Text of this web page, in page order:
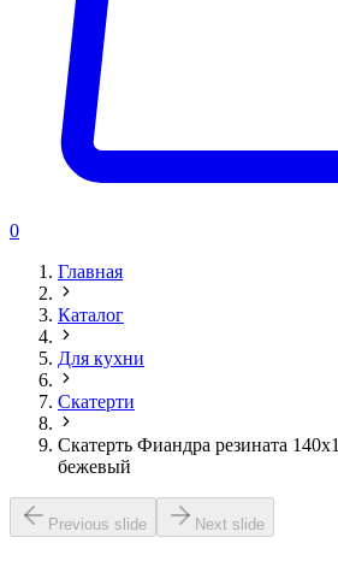
0
Главная
Каталог
Для кухни
Скатерти
Скатерть Фиандра резината
бежевый
Previous slide Next slide